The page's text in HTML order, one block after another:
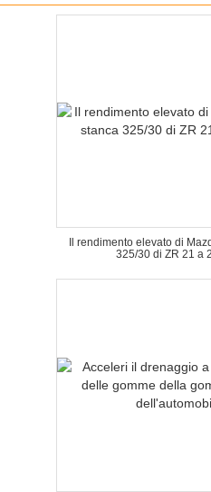
Il rendimento elevato di
325/30 di ZR 21 a